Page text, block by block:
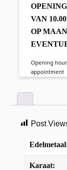
VAN
OP
Opening
appointment
Post
Karaat: